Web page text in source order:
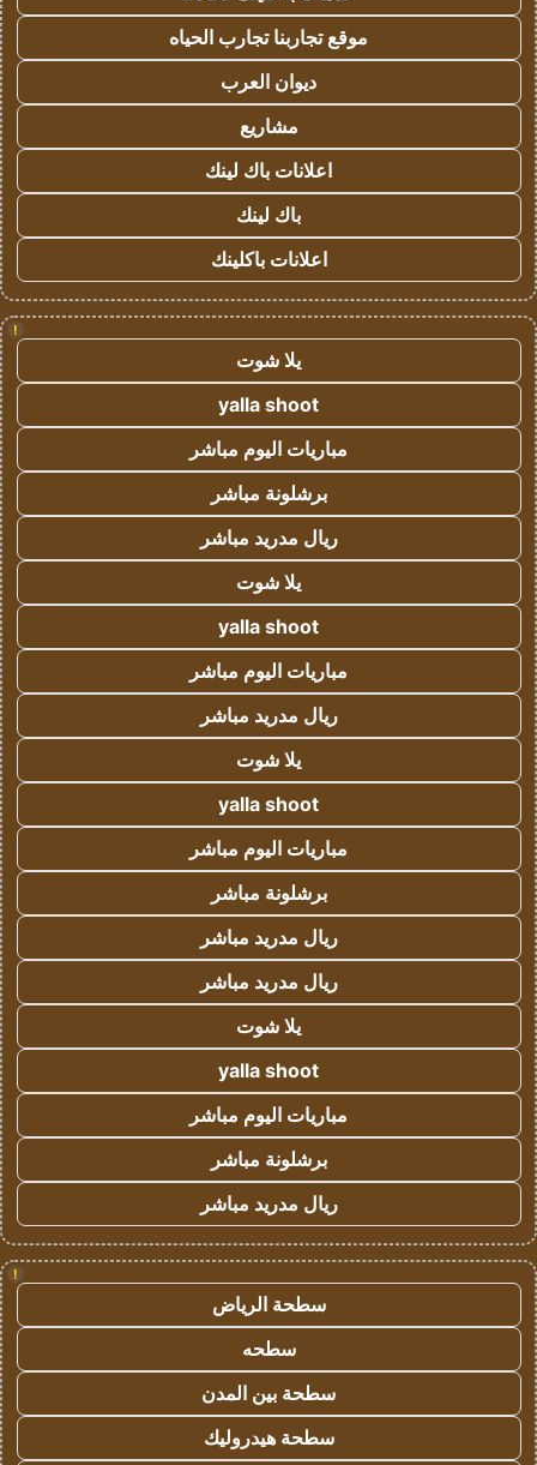
موقع تجاربنا تجارب الحياه
ديوان العرب
مشاريع
اعلانات باك لينك
باك لينك
اعلانات باكلينك
!
يلا شوت
yalla shoot
مباريات اليوم مباشر
برشلونة مباشر
ريال مدريد مباشر
يلا شوت
yalla shoot
مباريات اليوم مباشر
ريال مدريد مباشر
يلا شوت
yalla shoot
مباريات اليوم مباشر
برشلونة مباشر
ريال مدريد مباشر
ريال مدريد مباشر
يلا شوت
yalla shoot
مباريات اليوم مباشر
برشلونة مباشر
ريال مدريد مباشر
!
سطحة الرياض
سطحه
سطحة بين المدن
سطحة هيدروليك